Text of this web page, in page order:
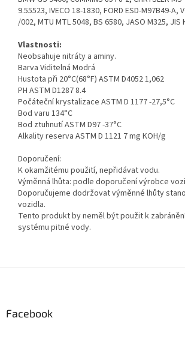
9.55523, IVECO 18-1830, FORD ESD-M97B49-A,
/002, MTU MTL 5048, BS 6580, JASO M325, JIS
Vlastnosti:
Neobsahuje nitráty a aminy.
Barva Viditelná Modrá
Hustota při 20°C(68°F) ASTM D4052 1,062
PH ASTM D1287 8.4
Počáteční krystalizace ASTM D 1177 -27,5°C
Bod varu 134°C
Bod ztuhnutí ASTM D97 -37°C
Alkality reserva ASTM D 1121 7 mg KOH/g
Doporučení:
K okamžitému použití, nepřidávat vodu.
Výměnná lhůta: podle doporučení výrobce
Doporučujeme dodržovat výměnné lhůty
vozidla.
Tento produkt by neměl být použit k
systému pitné vody.
Facebook